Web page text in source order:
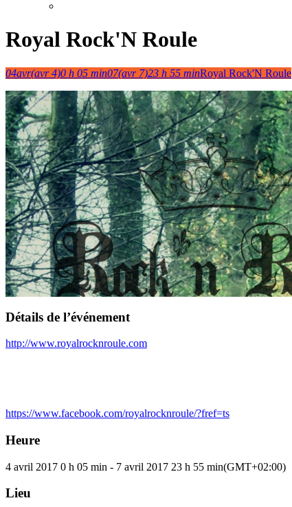
Royal Rock'N Roule
04avr(avr 4)0 h 05 min07(avr 7)23 h 55 minRoyal Rock'N Roule
Détails de l’événement
http://www.royalrocknroule.com
https://www.facebook.com/royalrocknroule/?fref=ts
Heure
4 avril 2017 0 h 05 min - 7 avril 2017 23 h 55 min(GMT+02:00)
Lieu